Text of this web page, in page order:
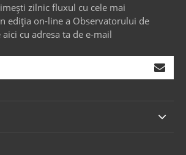
zilnic fluxul cu cele mai
ediția on-line a Observatorului de
cu adresa ta de e-mail